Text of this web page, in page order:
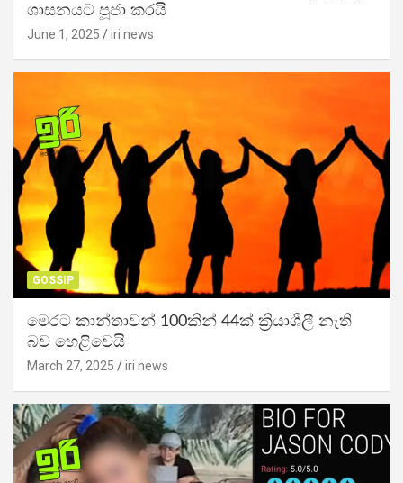
ශාසනයට පූජා කරයි
June 1, 2025 iri news
GOSSIP
මෙරට කාන්තාවන් 100කින් 44ක් ක්‍රියාශීලී නැති
බව හෙළිවෙයි
March 27, 2025 iri news